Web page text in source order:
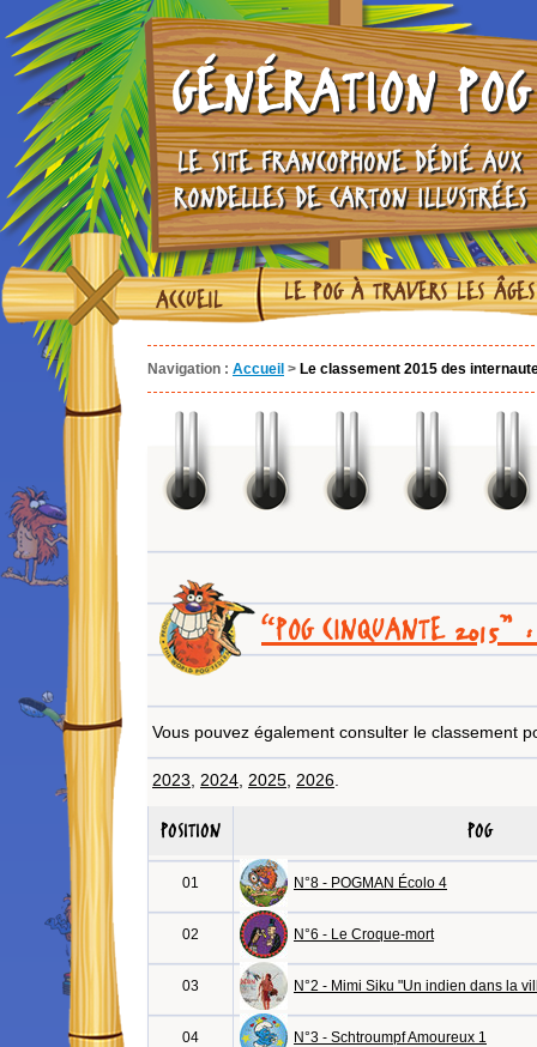
GÉNÉRATION POG
LE SITE FRANCOPHONE DÉDIÉ AUX
RONDELLES DE CARTON ILLUSTRÉES
ACCUEIL LE POG À TRAVERS LES ÂGES
Navigation : Accueil > Le classement 2015 des
“POG CINQUANTE 2015”
Vous pouvez également consulter le classement
2023 2024 2025 2026
POSITION POG
01 N°8 - POGMAN Écolo 4
02 N°6 - Le Croque-mort
03 N°2 - Mimi Siku "Un indien dans la
04 N°3 - Schtroumpf Amoureux 1